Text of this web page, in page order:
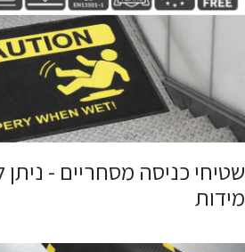
שטיחי כניסה מסחריים -
מידות